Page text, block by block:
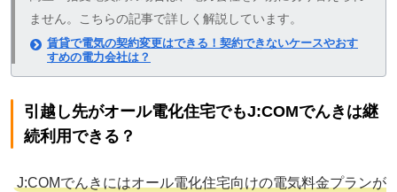
ません。こちらの記事で詳しく解説しています。
賃貸で電気の契約変更はできる！契約できないケースやおす
すめの電力会社は？
引越し先がオール電化住宅でもJ:COMでんきは継
続利用できる？
J:COMでんきにはオール電化住宅向けの電気料金プランが